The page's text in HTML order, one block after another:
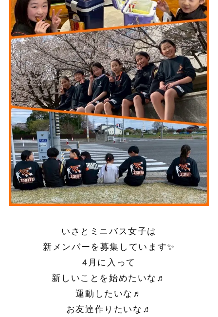
いさとミニバス女子は
新メンバーを募集しています✨
4月に入って
新しいことを始めたいな♬
運動したいな♬
お友達作りたいな♬